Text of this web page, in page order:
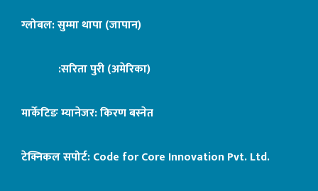
ग्लोबल: सुम्मा थापा (जापान)
:सरिता पुरी (अमेरिका)
मार्केटिङ म्यानेजर: किरण बस्नेत
टेक्निकल सपोर्ट:Code for Core Innovation Pvt. Ltd.